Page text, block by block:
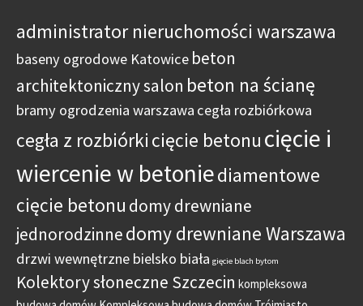
administrator nieruchomości warszawa
baseny ogrodowe Katowice beton
architektoniczny salon beton na ścianę
bramy ogrodzenia warszawa cegła rozbiórkowa
cegła z rozbiórki cięcie betonu cięcie i
wiercenie w betoniediamentowe
cięcie betonu domy drewniane
jednorodzinnedomy drewniane Warszawa
drzwi wewnętrzne bielsko biała gięcie blach bytom
Kolektory słoneczne Szczecin kompleksowa